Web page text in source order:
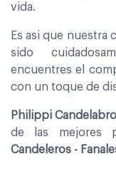
vida.
Es asi que nuestra
sido
encuentres el
con un toque de
Philippi
de las mejores
Candeleros -